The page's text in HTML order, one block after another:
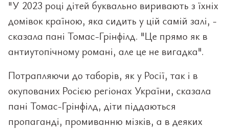
"У 2023 році дітей буквально виривають з їхніх
домівок країною, яка сидить у цій самій залі, -
сказала пані Томас-Грінфілд. "Це прямо як в
антиутопічному романі, але це не вигадка".
Потрапляючи до таборів, як у Росії, так і в
окупованих Росією регіонах України, сказала
пані Томас-Грінфілд, діти піддаються
пропаганді, промиванню мізків, а в деяких